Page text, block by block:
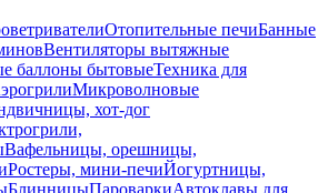
Отопительные печиБанные
Вентиляторы вытяжные
баллоны бытовыеТехника для
Микроволновые
хот-дог
Вафельницы, орешницы,
Ростеры, мини-печиЙогуртницы,
БлинницыПароваркиАвтоклавы для